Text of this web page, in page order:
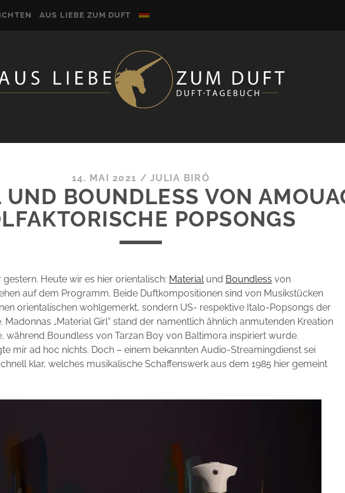
AUS LIEBE ZUM DUFT
14. MAI 2021 /JULIA BIRÓ
UND BOUNDLESS VON
POPSONGS
Heute wir es hier orientalisch: Materialund Boundless von
auf dem Programm. Beide Duftkompositionen sind von Musikstücken
orientalischen wohlgemerkt, sondern US- respektive Italo-Popsongs der
Madonnas „Material Girl“ stand der namentlich ähnlich anmutenden Kreation
während Boundless von Tarzan Boy von Baltimora inspiriert wurde.
mir ad hoc nichts. Doch – einem bekannten Audio-Streamingdienst sei
klar, welches musikalische Schaffenswerk aus dem 1985 hier gemeint